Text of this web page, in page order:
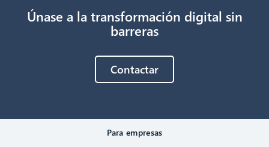
Únase a la transformación digital sin
barreras
Contactar
Para empresas